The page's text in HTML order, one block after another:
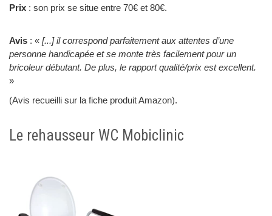
Prix : son prix se situe entre 70€ et 80€.
Avis : « [...] il correspond parfaitement aux attentes d’une
personne handicapée et se monte très facilement pour un
bricoleur débutant. De plus, le rapport qualité/prix est excellent.
»
(Avis recueilli sur la fiche produit Amazon).
Le rehausseur WC Mobiclinic